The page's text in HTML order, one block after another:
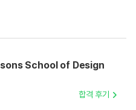
School of Design
합격 후기